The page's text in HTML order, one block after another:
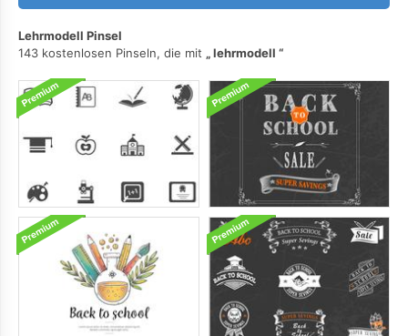
Lehrmodell Pinsel
143 kostenlosen Pinseln, die mit
lehrmodell